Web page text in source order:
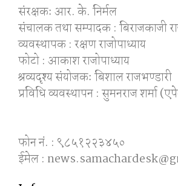
संरक्षकः आर. के. निर्मल
संचालक तथा सम्पादक : बिराजकाजी
व्यवस्थापक : रक्षण राजोपाध्याय
फोटो : आकाश राजोपाध्याय
श्रव्यदृश्य संयोजकः बिशाल राजभण्डारी
प्रविधि व्यवस्थापन : सुमनराज शर्मा
फोन नं. : ९८५१२२३४५०
ईमेल :